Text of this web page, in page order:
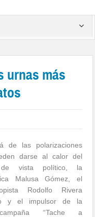
urnas más
de las polarizaciones
darse al calor del
vista político, la
Malusa Gómez, el
Rodolfo Rivera
y el impulsor de la
campaña “Tache a